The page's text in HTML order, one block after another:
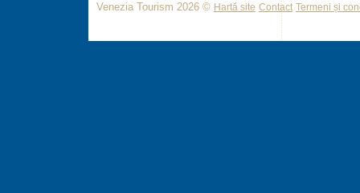
Venezia Tourism 2026 © Hartă site Contact Termeni și